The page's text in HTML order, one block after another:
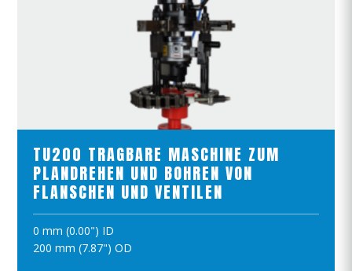
TU200 TRAGBARE MASCHINE ZUM
PLANDREHEN UND BOHREN VON
FLANSCHEN UND VENTILEN
0 mm (0.00") ID
200 mm (7.87") OD
PRODUKTE ANSCHAUEN